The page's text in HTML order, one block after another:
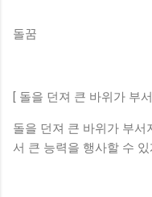
돌꿈
[ 돌을 던져 큰 바위가 부
돌을 던져 큰 바위가 부서
서 큰 능력을 행사할 수 있